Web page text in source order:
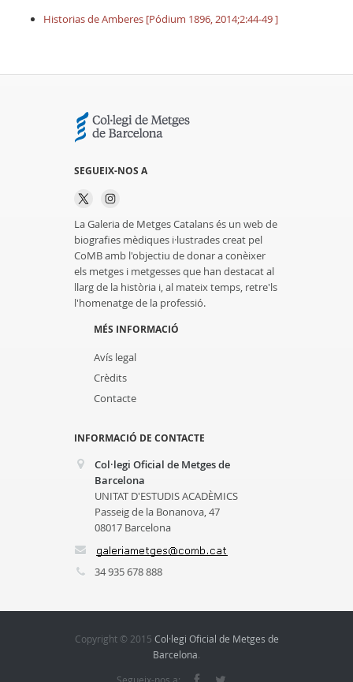
Historias de Amberes [Pódium 1896, 2014;2:44-49 ]
SEGUEIX-NOS A
La Galeria de Metges Catalans és un web de
biografies mèdiques i·lustrades creat pel
CoMB amb l'objectiu de donar a conèixer
els metges i metgesses que han destacat al
llarg de la història i, al mateix temps, retre'ls
l'homenatge de la professió.
MÉS INFORMACIÓ
Avís legal
Crèdits
Contacte
INFORMACIÓ DE CONTACTE
Col·legi Oficial de Metges de
Barcelona
UNITAT D'ESTUDIS ACADÈMICS
Passeig de la Bonanova, 47
08017 Barcelona
34 935 678 888
Copyright © 2015 Col·legi Oficial de Metges de
Barcelona.